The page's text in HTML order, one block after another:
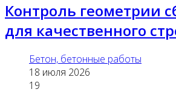
Контроль геометрии
для качественного
Бетон, бетонные работы
18 июля 2026
19